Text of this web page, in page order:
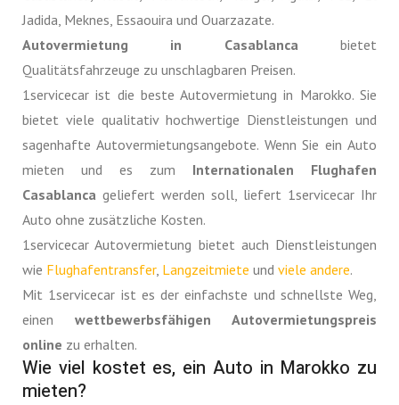
Jadida, Meknes, Essaouira und Ouarzazate.
Autovermietung in Casablanca bietet
Qualitätsfahrzeuge zu unschlagbaren Preisen.
1servicecar ist die beste Autovermietung in Marokko. Sie
bietet viele qualitativ hochwertige Dienstleistungen und
sagenhafte Autovermietungsangebote. Wenn Sie ein Auto
mieten und es zum Internationalen Flughafen
Casablanca geliefert werden soll, liefert 1servicecar Ihr
Auto ohne zusätzliche Kosten.
1servicecar Autovermietung bietet auch Dienstleistungen
wie Flughafentransfer, Langzeitmiete und viele andere.
Mit 1servicecar ist es der einfachste und schnellste Weg,
einen wettbewerbsfähigen Autovermietungspreis
online zu erhalten.
Wie viel kostet es, ein Auto in Marokko zu
mieten?